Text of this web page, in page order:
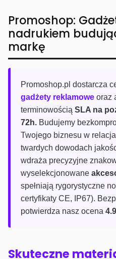
Promoshop:
nadrukiem
markę
Promoshop.pl dostarcza
gadżety reklamowe oraz
terminowością SLA na
72h. Budujemy
Twojego biznesu w
twardych dowodach
wdraża precyzyjne
wyselekcjonowane
spełniają rygorystyczne
certyfikaty CE, IP67).
potwierdza nasz ocena
Skuteczne